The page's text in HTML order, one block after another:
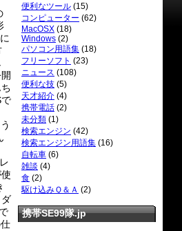
便利なツール (15)
コンピューター (62)
MacOSX (18)
Windows (2)
パソコン用語集 (18)
フリーソフト (23)
ニュース (108)
便利な技 (5)
天才紹介 (4)
携帯電話 (2)
未分類 (1)
検索エンジン (42)
検索エンジン用語集 (16)
自転車 (6)
雑談 (4)
食 (2)
駆け込みＱ＆Ａ (2)
携帯SE99隊.jp